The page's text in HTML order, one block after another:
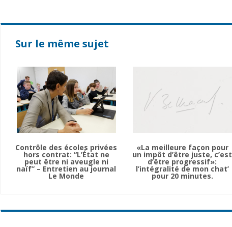
Sur le même sujet
Contrôle des écoles privées
hors contrat: “L’État ne
peut être ni aveugle ni
naïf” – Entretien au journal
Le Monde
«La meilleure façon pour
un impôt d’être juste, c’est
d’être progressif»:
l’intégralité de mon chat’
pour 20 minutes.